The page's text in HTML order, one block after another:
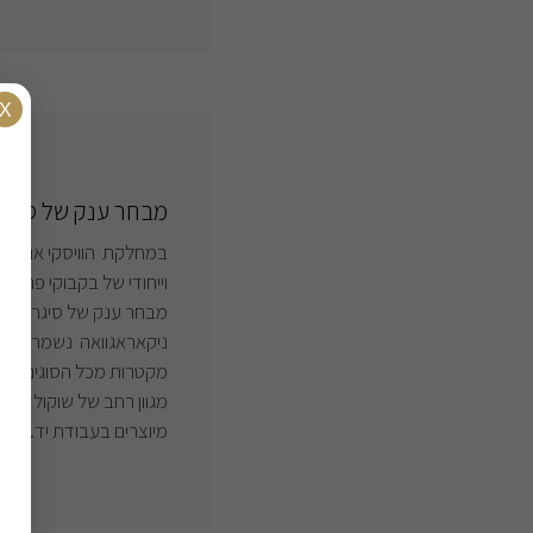
מבחר ענק של
במחלקת הוויסקי אנו
וייחודי של בקבוקי
מבחר ענק של סיגרים
ניקאראגוואה נשמרים
מקטרות מכל הסוגים.
מגוון רחב של שוקולדים
מיוצרים בעבודת יד.